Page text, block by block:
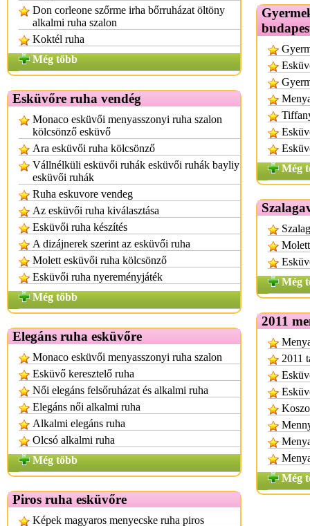
Don corleone szőrme irha bőrruházat öltöny
alkalmi ruha szalon
Koktél ruha
Még több
Esküvőre ruha vendég
Monaco esküvői menyasszonyi ruha szalon
kölcsönző esküvő
Ara esküvői ruha kölcsönző
Vállnélküli esküvői ruhák esküvői ruhák bayliy
esküvői ruhák
Ruha eskuvore vendeg
Az esküvői ruha kiválasztása
Esküvői ruha készítés
A dizájnerek szerint az esküvői ruha
Molett esküvői ruha kölcsönző
Esküvői ruha nyereményjáték
Még több
Elegáns ruha esküvőre
Monaco esküvői menyasszonyi ruha szalon
Esküvő keresztelő ruha
Női elegáns felsőruházat és alkalmi ruha
Elegáns női alkalmi ruha
Alkalmi elegáns ruha
Olcsó alkalmi ruha
Még több
Piros ruha esküvőre
Képek magyaros menyecske ruha piros
Még
Még
2011
2011
Még